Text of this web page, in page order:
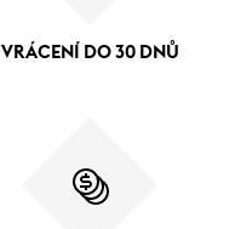
VRÁCENÍ DO 30 DNŮ